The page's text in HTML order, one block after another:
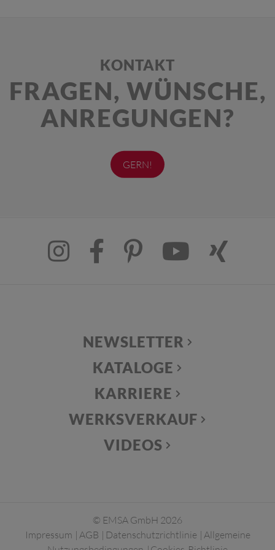
KONTAKT
FRAGEN, WÜNSCHE,
ANREGUNGEN?
GERN!
NEWSLETTER
KATALOGE
KARRIERE
WERKSVERKAUF
VIDEOS
© EMSA GmbH 2026
Impressum
AGB Datenschutzrichtlinie
Allgemeine